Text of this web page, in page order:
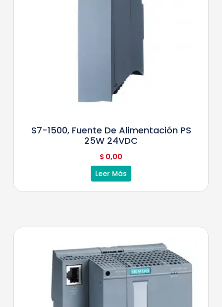
S7-1500, Fuente De Alimentación PS
25W 24VDC
$ 0,00
Leer Más